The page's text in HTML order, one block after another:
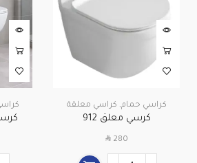
كراسي حمام, كراسي معلقة
كرسي معلق 912
SAR280